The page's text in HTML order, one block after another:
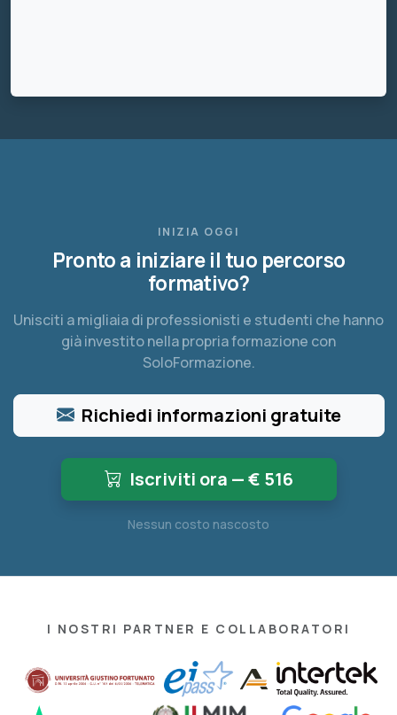
INIZIA OGGI
Pronto a iniziare il tuo percorso
formativo?
Unisciti a migliaia di professionisti e studenti che hanno
già investito nella propria formazione con
SoloFormazione.
Richiedi informazioni gratuite
Iscriviti ora — € 516
Nessun costo nascosto
I NOSTRI PARTNER E COLLABORATORI